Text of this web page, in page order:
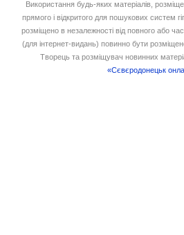
Використання будь-яких матеріалів,
прямого і відкритого для пошукових систем
розміщено в незалежності від повного або
(для інтернет-видань) повинно бути
Творець та розміщувач новинних
«Сєвєродонецьк